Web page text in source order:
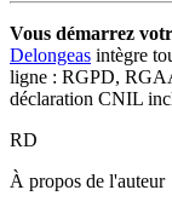
Vous démarrez
Delongeas intègre
ligne : RGPD,
déclaration CNIL
RD
À propos de l'auteur